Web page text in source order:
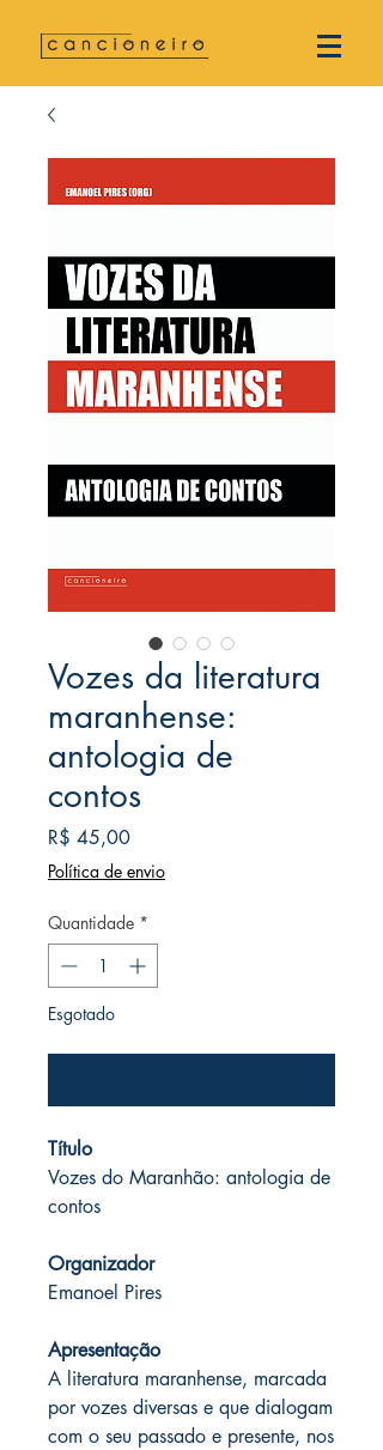
Vozes da literatura
maranhense:
antologia de
contos
R$ 45,00Preço
Política de envio
Quantidade *
Esgotado
Título
Vozes do Maranhão: antologia de
contos
Organizador
Emanoel Pires
Apresentação
A literatura maranhense, marcada
por vozes diversas e que dialogam
com o seu passado e presente, nos